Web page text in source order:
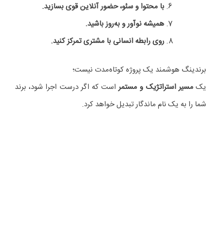
با محتوا و سئو، حضور آنلاین قوی بسازید.
همیشه نوآور و به‌روز باشید.
روی رابطه انسانی با مشتری تمرکز کنید.
برندینگ هوشمند یک پروژه کوتاه‌مدت نیست؛
یکمسیر استراتژیک و مستمراست که اگر درست اجرا شود، برند
شما را به یک نام ماندگار تبدیل خواهد کرد.